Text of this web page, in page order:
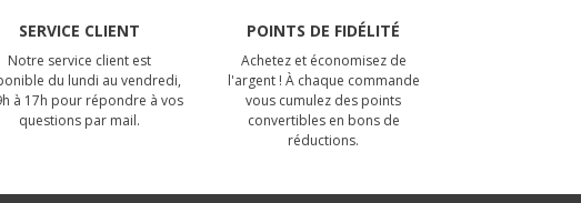
SERVICE CLIENT
Notre service client est
du lundi au vendredi,
à 17h pour répondre à vos
questions par mail.
POINTS DE FIDÉLITÉ
Achetez et économisez de
l'argent ! À chaque commande
vous cumulez des points
convertibles en bons de
réductions.